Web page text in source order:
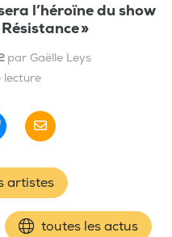
l’héroïne du show
»
par Gaëlle Leys
lecture
artistes
toutes les actus